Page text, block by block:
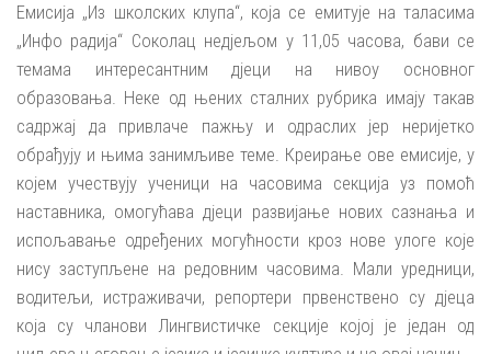
Емисија „Из школских клупа“, која се емитује на таласима
„Инфо радија“ Соколац недјељом у 11,05 часова, бави се
темама интересантним дјеци на нивоу основног
образовања. Неке од њених сталних рубрика имају такав
садржај да привлаче пажњу и одраслих јер неријетко
обрађују и њима занимљиве теме. Креирање ове емисије, у
којем учествују ученици на часовима секција уз помоћ
наставника, омогућава дјеци развијање нових сазнања и
испољавање одређених могућности кроз нове улоге које
нису заступљене на редовним часовима. Мали уредници,
водитељи, истраживачи, репортери првенствено су дјеца
која су чланови Лингвистичке секције којој је један од